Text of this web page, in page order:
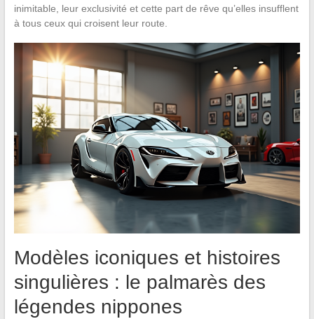
inimitable, leur exclusivité et cette part de rêve qu’elles insufflent
à tous ceux qui croisent leur route.
Modèles iconiques et histoires
singulières : le palmarès des
légendes nippones